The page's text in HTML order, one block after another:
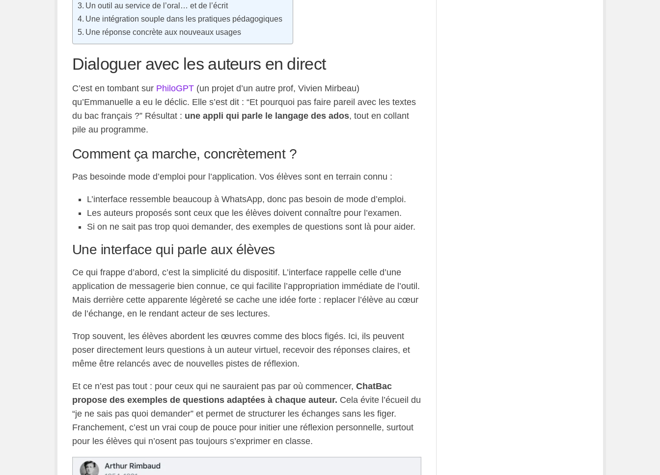
Un outil au service de l’oral… et de l’écrit
Une intégration souple dans les pratiques pédagogiques
Une réponse concrète aux nouveaux usages
Dialoguer avec les auteurs en direct
C’est en tombant sur PhiloGPT (un projet d’un autre prof, Vivien Mirbeau)
qu’Emmanuelle a eu le déclic. Elle s’est dit : “Et pourquoi pas faire pareil avec les textes
du bac français ?” Résultat : une appli qui parle le langage des ados, tout en collant
pile au programme.
Comment ça marche, concrètement ?
Pas besoinde mode d’emploi pour l’application. Vos élèves sont en terrain connu :
L’interface ressemble beaucoup à WhatsApp, donc pas besoin de mode d’emploi.
Les auteurs proposés sont ceux que les élèves doivent connaître pour l’examen.
Si on ne sait pas trop quoi demander, des exemples de questions sont là pour aider.
Une interface qui parle aux élèves
Ce qui frappe d’abord, c’est la simplicité du dispositif. L’interface rappelle celle d’une
application de messagerie bien connue, ce qui facilite l’appropriation immédiate de l’outil.
Mais derrière cette apparente légèreté se cache une idée forte : replacer l’élève au cœur
de l’échange, en le rendant acteur de ses lectures.
Trop souvent, les élèves abordent les œuvres comme des blocs figés. Ici, ils peuvent
poser directement leurs questions à un auteur virtuel, recevoir des réponses claires, et
même être relancés avec de nouvelles pistes de réflexion.
Et ce n’est pas tout : pour ceux qui ne sauraient pas par où commencer, ChatBac
propose des exemples de questions adaptées à chaque auteur. Cela évite l’écueil du
“je ne sais pas quoi demander” et permet de structurer les échanges sans les figer.
Franchement, c’est un vrai coup de pouce pour initier une réflexion personnelle, surtout
pour les élèves qui n’osent pas toujours s’exprimer en classe.